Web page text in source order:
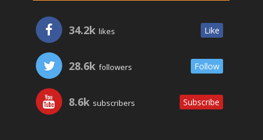
34.2k likes Like
28.6k followers Follow
8.6k subscribers Subscribe